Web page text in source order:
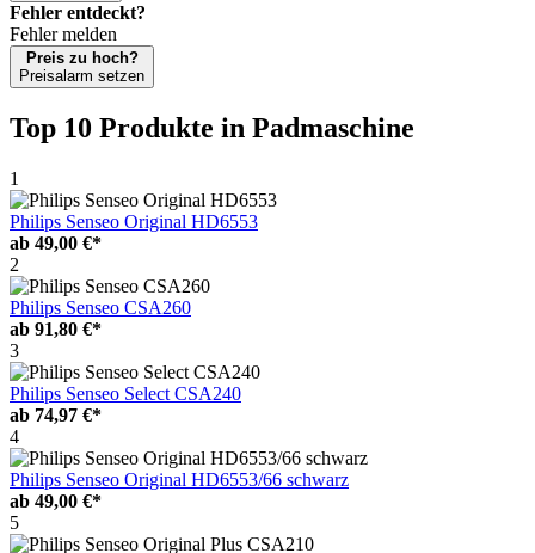
Fehler entdeckt?
Fehler melden
Preis zu hoch?
Preisalarm setzen
Top 10 Produkte in Padmaschine
1
Philips Senseo Original HD6553
ab 49,00 €*
2
Philips Senseo CSA260
ab 91,80 €*
3
Philips Senseo Select CSA240
ab 74,97 €*
4
Philips Senseo Original HD6553/66 schwarz
ab 49,00 €*
5